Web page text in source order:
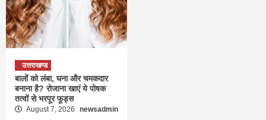
उत्तराखण्ड
बालों को लंबा, घना और चमकदार
बनाना है? रोजाना खाएं ये पोषक
तत्वों से भरपूर फूड्स
August 7, 2026 newsadmin